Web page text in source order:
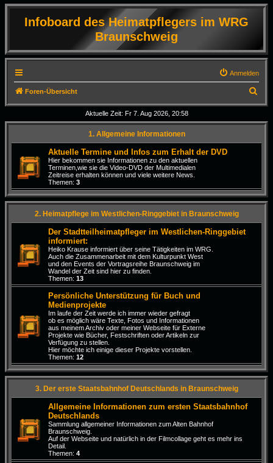
Infoboard des Heimatpflegers im WRG
Braunschweig
Anmelden
Foren-Übersicht
u
c
Aktuelle Zeit: Fr 7. Aug 2026, 20:58
1. Allgemeine Informationen
Aktuelle Termine und Infos zum Erhalt der DVD
Hier bekommen sie Informationen zu den aktuellen
Terminen,wie sie die Video-DVD der Multimedialen
Zeitreise erhalten können und viele weitere News.
Themen: 3
2. Heimatpflege im Westlichen-Ringgebiet in Braunschweig
Der Stadtteilheimatpfleger im Westlichen-Ringgebiet
informiert:
Heiko Krause informiert über seine Tätigkeiten im WRG.
Auch die Zusammenarbeit mit dem Kulturpunkt West
und den Events der Vortragsreihe Braunschweig im
Wandel der Zeit sind hier zu finden.
Themen: 13
Persönliche Unterstützung für Buch und
Medienprojekte
Im laufe der Zeit werde ich immer wieder gefragt
ob es möglich wäre Texte, Fotos und Informationen
aus meinem Archiv oder meiner Webseite für Externe
Projekte wie Bücher, Festschriften oder Artikeln zur
Verfügung zu stellen.
Hier möchte ich einige dieser Projekte vorstellen.
Themen: 12
3. Der erste Staatsbahnhof Deutschlands in Braunschweig
Allgemeine Informationen zum ersten Staatsbahnhof
Deutschlands
Sammlung allgemeiner Informationen zum Alten Bahnhof
Braunschweig.
Auf der Webseite und natürlich in der Filmcollage geht es mehr ins
Detail.
Themen: 4